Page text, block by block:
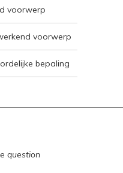
voorwerp
voorwerp
bepaling
question